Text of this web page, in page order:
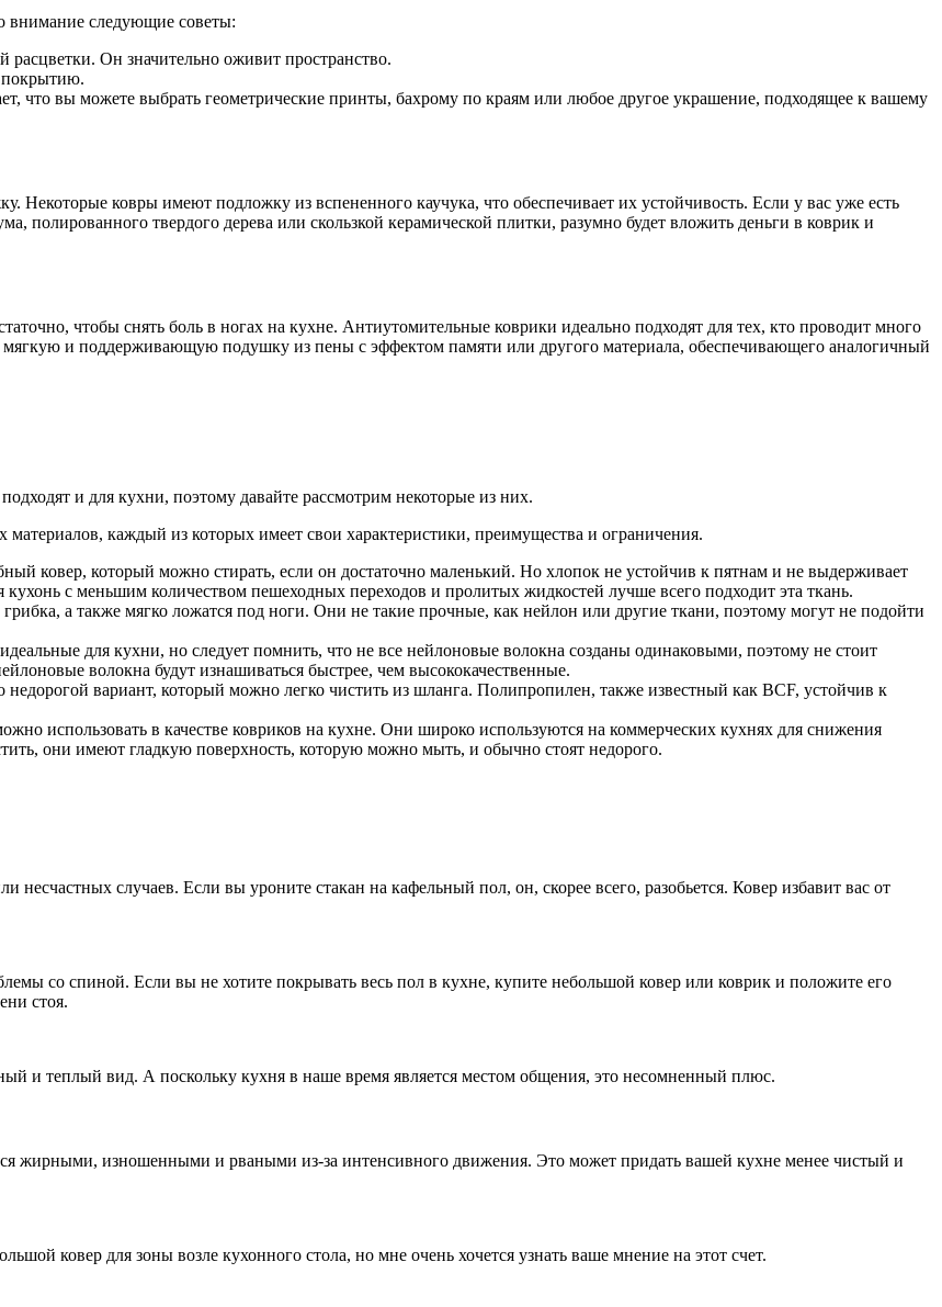
внимание следующие советы:
расцветки. Он значительно оживит пространство.
покрытию.
что вы можете выбрать геометрические принты, бахрому по краям или любое другое украшение, подходящее к вашему
ковры имеют подложку из вспененного каучука, что обеспечивает их устойчивость. Если у вас уже есть
полированного твердого дерева или скользкой керамической плитки, разумно будет вложить деньги в коврик и
чтобы снять боль в ногах на кухне. Антиутомительные коврики идеально подходят для тех, кто проводит много
и поддерживающую подушку из пены с эффектом памяти или другого материала, обеспечивающего аналогичный
и для кухни, поэтому давайте рассмотрим некоторые из них.
каждый из которых имеет свои характеристики, преимущества и ограничения.
ковер, который можно стирать, если он достаточно маленький. Но хлопок не устойчив к пятнам и не выдерживает
с меньшим количеством пешеходных переходов и пролитых жидкостей лучше всего подходит эта ткань.
а также мягко ложатся под ноги. Они не такие прочные, как нейлон или другие ткани, поэтому могут не подойти
для кухни, но следует помнить, что не все нейлоновые волокна созданы одинаковыми, поэтому не стоит
волокна будут изнашиваться быстрее, чем высококачественные.
недорогой вариант, который можно легко чистить из шланга. Полипропилен, также известный как BCF, устойчив к
использовать в качестве ковриков на кухне. Они широко используются на коммерческих кухнях для снижения
они имеют гладкую поверхность, которую можно мыть, и обычно стоят недорого.
несчастных случаев. Если вы уроните стакан на кафельный пол, он, скорее всего, разобьется. Ковер избавит вас от
со спиной. Если вы не хотите покрывать весь пол в кухне, купите небольшой ковер или коврик и положите его
стоя.
и теплый вид. А поскольку кухня в наше время является местом общения, это несомненный плюс.
жирными, изношенными и рваными из-за интенсивного движения. Это может придать вашей кухне менее чистый и
ковер для зоны возле кухонного стола, но мне очень хочется узнать ваше мнение на этот счет.